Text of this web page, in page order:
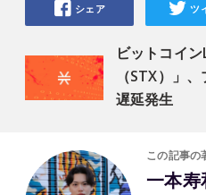
ビットコイ
（STX）」
遅延発生
シェア ツ
この記事の
一本寿